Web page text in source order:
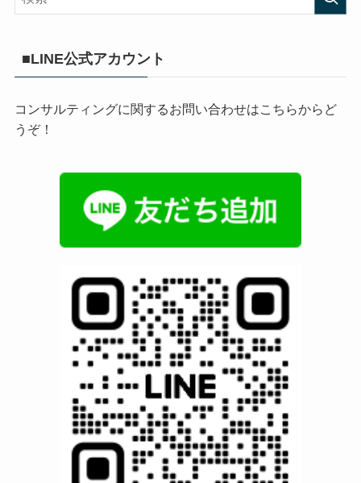
■LINE公式アカウント
コンサルティングに関するお問い合わせはこちらからど
うぞ！